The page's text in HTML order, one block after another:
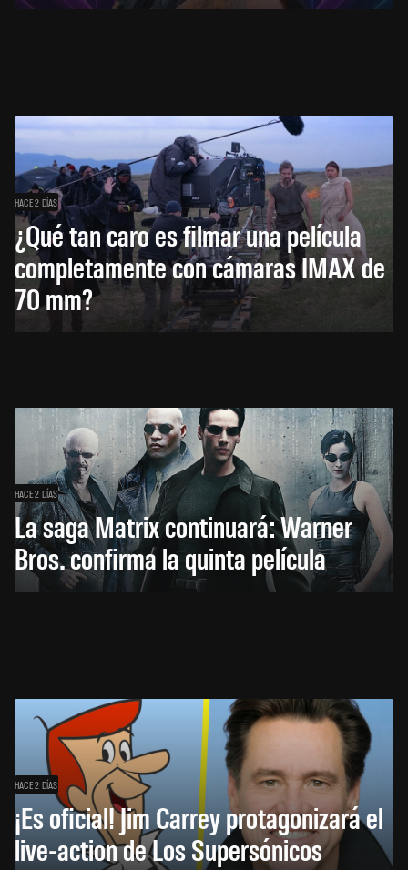
HACE 2 DÍAS
¿Qué tan caro es filmar una película
completamente con cámaras IMAX de
70 mm?
HACE 2 DÍAS
La saga Matrix continuará: Warner
Bros. confirma la quinta película
HACE 2 DÍAS
¡Es oficial! Jim Carrey protagonizará el
live-action de Los Supersónicos